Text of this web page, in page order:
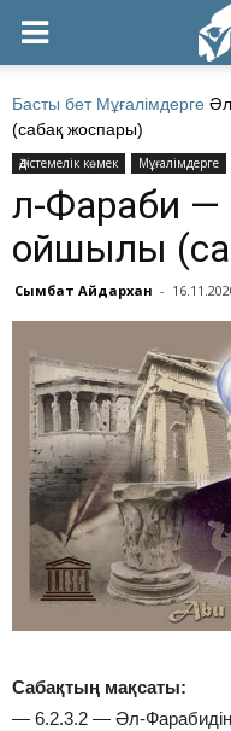
Басты бет Мұғалімдерге
(сабақ жоспары)
Әдістемелік көмек Мұғалімдерге
Әл-Фараби
ойшылы
Сымбат Айдархан -
Сабақтың мақсаты:
— 6.2.3.2 — Әл-